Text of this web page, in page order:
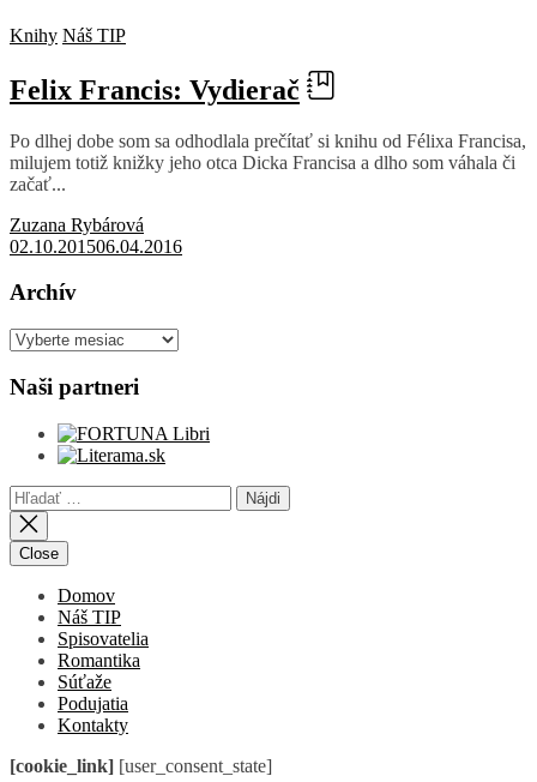
Knihy Náš TIP
Felix Francis: Vydierač
Po dlhej dobe som sa odhodlala prečítať si knihu od Félixa Francisa,
milujem totiž knižky jeho otca Dicka Francisa a dlho som váhala či
začať...
Zuzana Rybárová
02.10.201506.04.2016
Archív
Archív
Naši partneri
Hľadať:
Close
Domov
Náš TIP
Spisovatelia
Romantika
Súťaže
Podujatia
Kontakty
[cookie_link] [user_consent_state]